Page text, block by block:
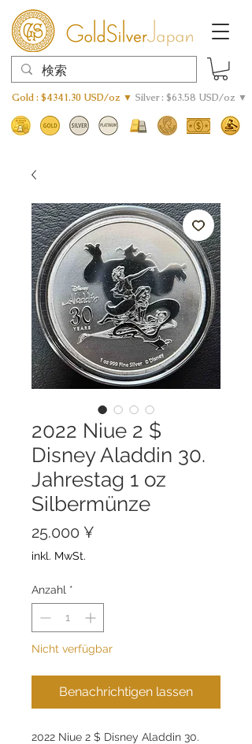
Gold : $4341.30 USD/oz ▼ Silver : $63.58 USD/oz ▼
2022 Niue 2 $
Disney Aladdin 30.
Jahrestag 1 oz
Silbermünze
25.000 ¥
inkl. MwSt.
Anzahl *
Nicht verfügbar
Benachrichtigen lassen
2022 Niue 2 $ Disney Aladdin 30.